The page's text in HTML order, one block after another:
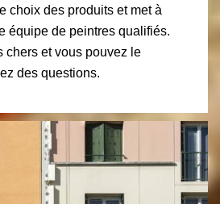
choix des produits et met à
équipe de peintres qualifiés.
chers et vous pouvez le
des questions.